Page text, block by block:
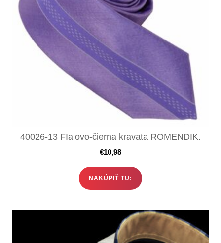
40026-13 FIalovo-čierna kravata ROMENDIK.
€10,98
NAKÚPIŤ TU: